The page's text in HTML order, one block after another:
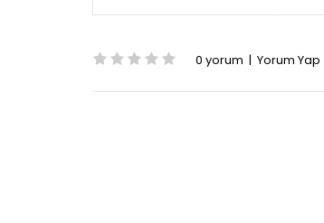
0 yorum | Yorum Yap